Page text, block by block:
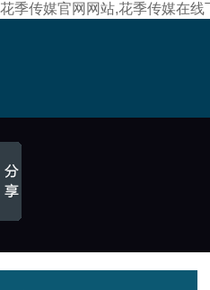
花季传媒官网网站,花季传媒在